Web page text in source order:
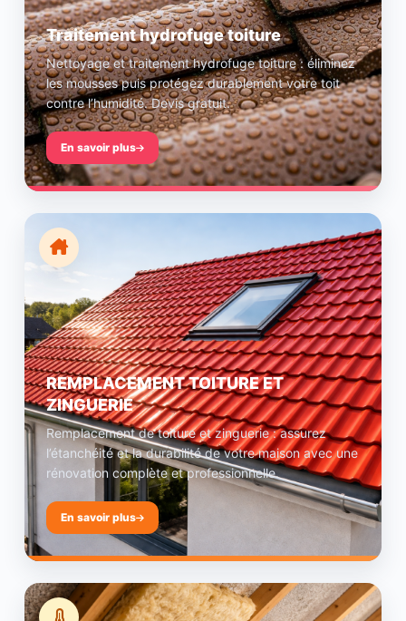
Traitement hydrofuge toiture
Nettoyage et traitement hydrofuge toiture : éliminez
les mousses puis protégez durablement votre toit
contre l’humidité. Devis gratuit.
En savoir plus
REMPLACEMENT TOITURE ET
ZINGUERIE
Remplacement de toiture et zinguerie : assurez
l’étanchéité et la durabilité de votre maison avec une
rénovation complète et professionnelle.
En savoir plus